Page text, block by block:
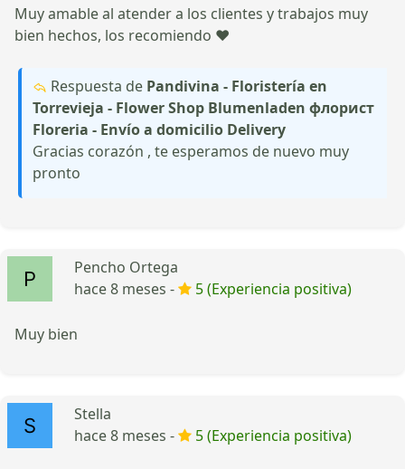
Muy amable al atender a los clientes y trabajos muy
bien hechos, los recomiendo ❤️
Respuesta de Pandivina - Floristería en
Torrevieja - Flower Shop Blumenladen флорист
Floreria - Envío a domicilio Delivery
Gracias corazón , te esperamos de nuevo muy
pronto
Pencho Ortega
hace 8 meses -
5 (Experiencia positiva)
Muy bien
Stella
hace 8 meses -
5 (Experiencia positiva)